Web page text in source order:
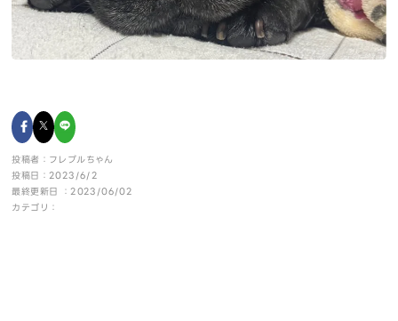
投稿者：フレブルちゃん
投稿日：2023/6/2
最終更新日 ：2023/06/02
カテゴリ：